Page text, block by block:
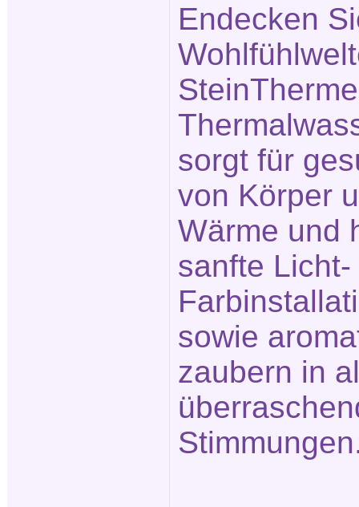
Endecken
sorgt für
von Körper
Wärme und
sanfte Licht-
sowie
zaubern in